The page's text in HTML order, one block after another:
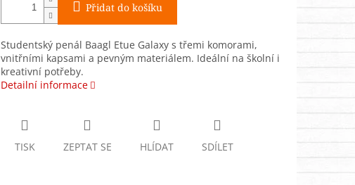
Přidat do košíku
Studentský penál Baagl Etue Galaxy s třemi komorami,
vnitřními kapsami a pevným materiálem. Ideální na školní i
kreativní potřeby.
Detailní informace
TISK ZEPTAT SE HLÍDAT SDÍLET